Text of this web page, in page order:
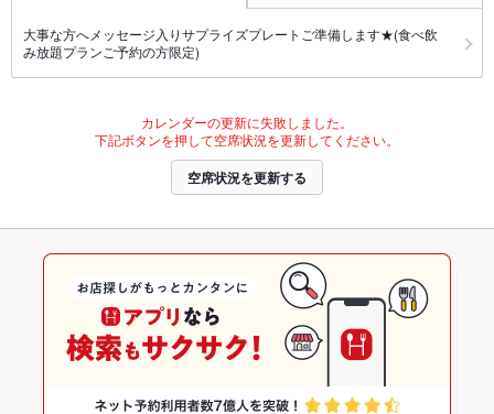
大事な方へメッセージ入りサプライズプレートご準備します★(食べ飲
み放題プランご予約の方限定)
カレンダーの更新に失敗しました。
下記ボタンを押して空席状況を更新してください。
空席状況を更新する